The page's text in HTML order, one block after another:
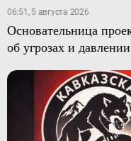
06:51, 5 августа 2026
Основательница
об угрозах и давлении